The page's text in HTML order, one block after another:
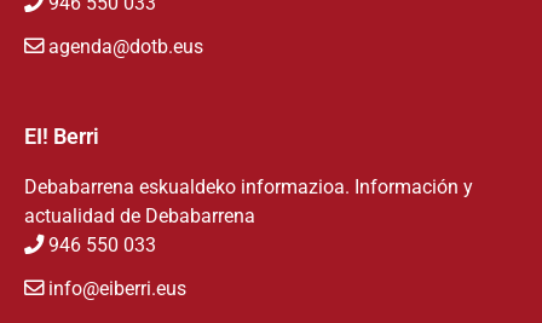
agenda@dotb.eus
EI! Berri
Debabarrena eskualdeko informazioa. Información y
actualidad de Debabarrena
946 550 033
info@eiberri.eus